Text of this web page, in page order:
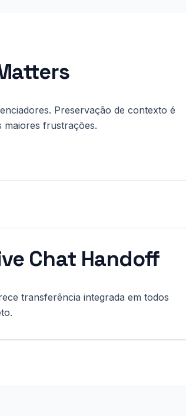
Preservação de contexto é
frustrações.
Chat Handoff
transferência integrada em todos